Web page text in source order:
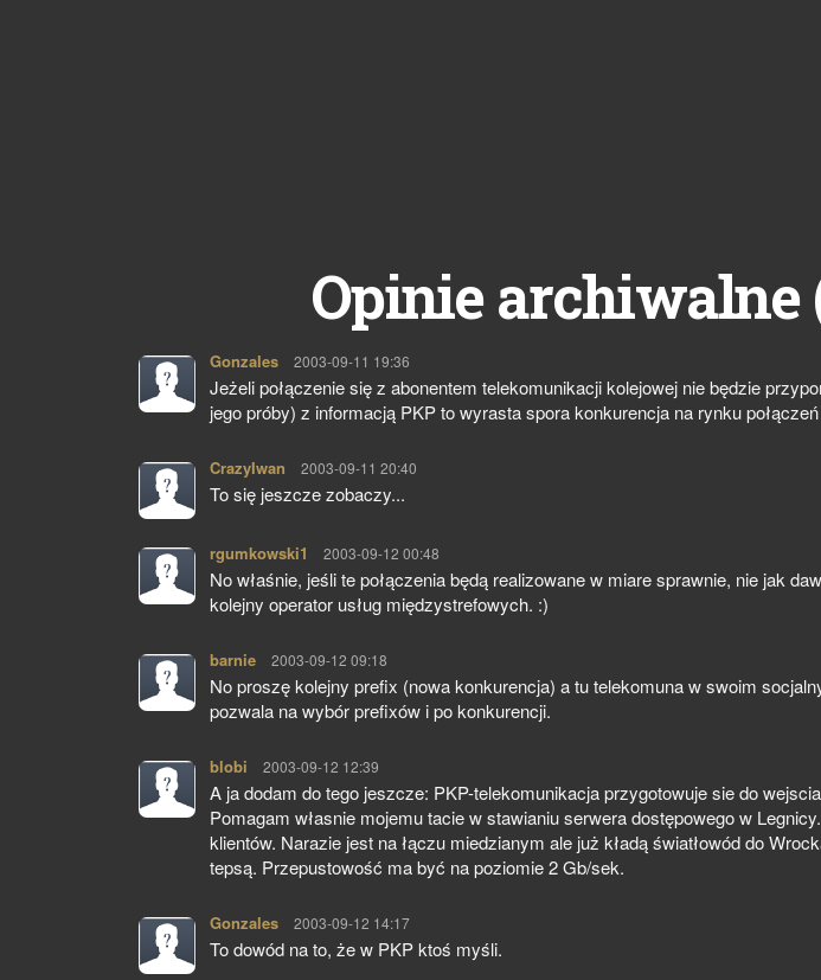
Opinie archiwalne
Gonzales pisze:
2003-09-11 19:36
Jeżeli połączenie się z abonentem telekomunikacji kolejowej nie będzie
jego próby) z informacją PKP to wyrasta spora konkurencja na rynku
CrazyIwan pisze:
2003-09-11 20:40
To się jeszcze zobaczy...
rgumkowski1 pisze:
2003-09-12 00:48
No właśnie, jeśli te połączenia będą realizowane w miare sprawnie, nie jak
kolejny operator usług międzystrefowych. :)
barnie pisze:
2003-09-12 09:18
No proszę kolejny prefix (nowa konkurencja) a tu telekomuna w swoim
pozwala na wybór prefixów i po konkurencji.
blobi pisze:
2003-09-12 12:39
A ja dodam do tego jeszcze: PKP-telekomunikacja przygotowuje sie do
Pomagam własnie mojemu tacie w stawianiu serwera dostępowego w
klientów. Narazie jest na łączu miedzianym ale już kładą światłowód do
tepsą. Przepustowość ma być na poziomie 2 Gb/sek.
Gonzales pisze:
2003-09-12 14:17
To dowód na to, że w PKP ktoś myśli.